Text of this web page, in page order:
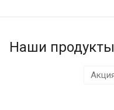
Наши продукты